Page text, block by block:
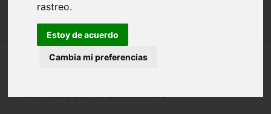
rastreo.
Estoy de acuerdo
Cambia mi preferencias
MOSTRANDO DEL 1 AL 12 DE MUCHOS